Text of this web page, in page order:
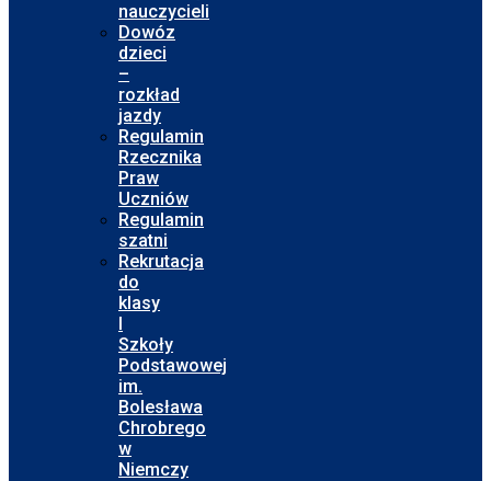
nauczycieli
Dowóz
dzieci
–
rozkład
jazdy
Regulamin
Rzecznika
Praw
Uczniów
Regulamin
szatni
Rekrutacja
do
klasy
I
Szkoły
Podstawowej
im.
Bolesława
Chrobrego
w
Niemczy